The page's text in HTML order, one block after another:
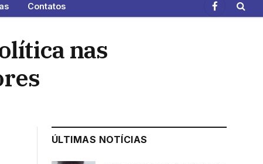
Contatos
Facebook
nas
ÚLTIMAS NOTÍCIAS